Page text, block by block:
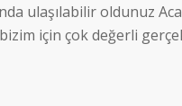
ulaşılabilir oldunuz
için çok değerli